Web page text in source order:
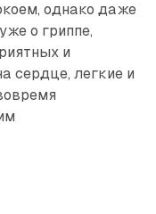
однако даже
о гриппе,
и
сердце, легкие и